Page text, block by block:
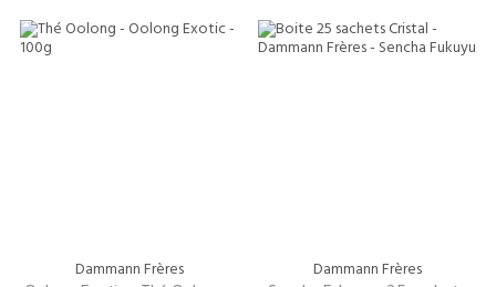
Dammann Frères Dammann Frères